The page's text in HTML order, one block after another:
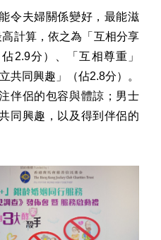
令夫婦關係變好，最能滋
計算，依之為「互相分享
2.9分）、「互相尊重」
共同興趣」（佔2.8分）。
伴侶的包容與體諒；男士
同興趣，以及得到伴侶的